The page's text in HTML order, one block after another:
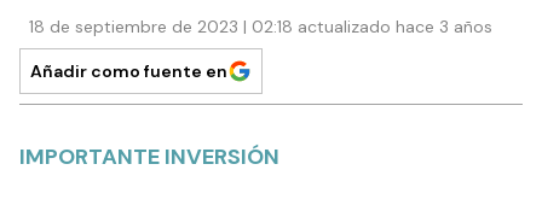
18 de septiembre de 2023 | 02:18 actualizado hace 3 años
Añadir como fuente en
IMPORTANTE INVERSIÓN